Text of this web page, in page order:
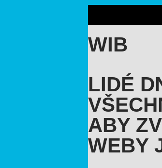
WIB
LIDÉ
ABY
WEBY